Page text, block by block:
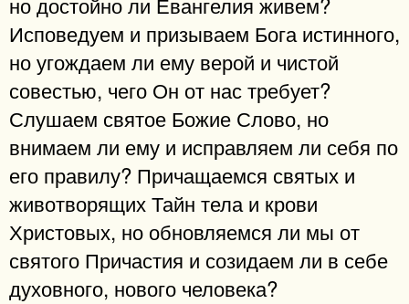
Исповедуем и призываем Бога истинного,
но угождаем ли ему верой и чистой
совестью, чего Он от нас требует?
Слушаем святое Божие Слово, но
внимаем ли ему и исправляем ли себя по
его правилу? Причащаемся святых и
животворящих Тайн тела и крови
Христовых, но обновляемся ли мы от
святого Причастия и созидаем ли в себе
духовного, нового человека?